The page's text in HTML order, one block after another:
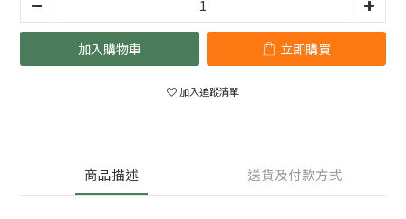
加入購物車 立即購買
加入追蹤清單
商品描述 送貨及付款方式